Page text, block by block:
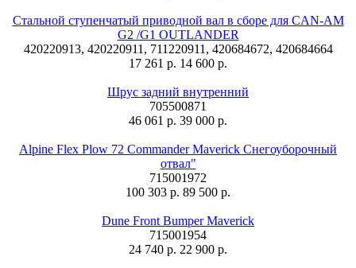
Стальной ступенчатый приводной вал в сборе для CAN-AM
G2 /G1 OUTLANDER
420220913, 420220911, 711220911, 420684672, 420684664
17 261 р. 14 600 р.
Шрус задний внутренний
705500871
46 061 р. 39 000 р.
Alpine Flex Plow 72 Commander Maverick Снегоуборочный
отвал"
715001972
100 303 р. 89 500 р.
Dune Front Bumper Maverick
715001954
24 740 р. 22 900 р.